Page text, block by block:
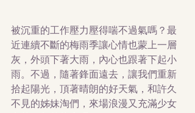
被沉重的工作壓力壓得喘不過氣嗎？最
近連續不斷的梅雨季讓心情也蒙上一層
灰，外頭下著大雨，內心也跟著下起小
雨。不過，隨著鋒面遠去，讓我們重新
拾起陽光，頂著晴朗的好天氣，和許久
不見的姊妹淘們，來場浪漫又充滿少女